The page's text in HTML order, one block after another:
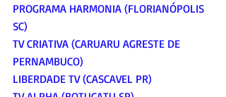
PROGRAMA HARMONIA (FLORIANÓPOLIS
SC)
TV CRIATIVA (CARUARU AGRESTE DE
PERNAMBUCO)
LIBERDADE TV (CASCAVEL PR)